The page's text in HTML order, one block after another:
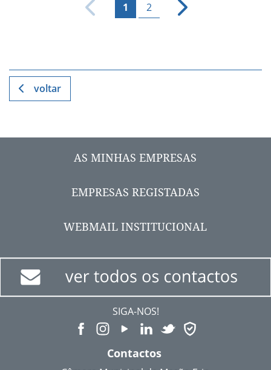
1 2
voltar
AS MINHAS EMPRESAS
EMPRESAS REGISTADAS
WEBMAIL INSTITUCIONAL
SIGA-NOS!
Contactos